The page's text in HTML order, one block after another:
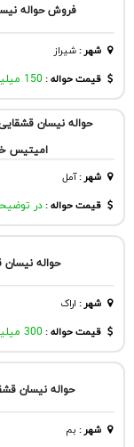
فروش حواله
شهر:شيراز
قیمت حواله : 150 میلیون
حواله نیسان
امیتیس
شهر:آمل
قیمت حواله :در
حواله
شهر: اراک
قیمت حواله : 300 میلیون
حواله نیسان
شهر: بم